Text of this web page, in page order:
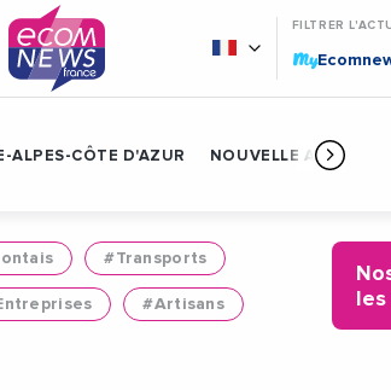
FILTRER
My
ALPES-CÔTE D'AZUR NOUVELLE AQUITAINE
#Transports
#Artisans